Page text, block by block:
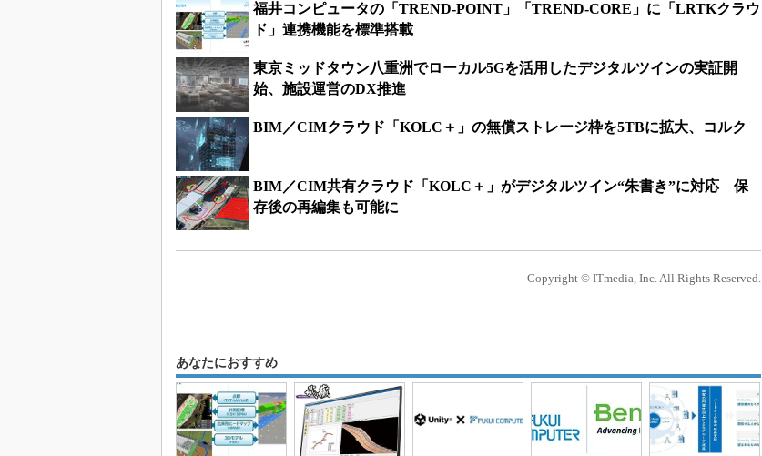
福井コンピュータの「TREND-POINT」「TREND-CORE」に「LRTKクラウ
ド」連携機能を標準搭載
東京ミッドタウン八重洲でローカル5Gを活用したデジタルツインの実証開
始、施設運営のDX推進
BIM／CIMクラウド「KOLC＋」の無償ストレージ枠を5TBに拡大、コルク
BIM／CIM共有クラウド「KOLC＋」がデジタルツイン“朱書き”に対応 保
存後の再編集も可能に
Copyright © ITmedia, Inc. All Rights Reserved.
あなたにおすすめ